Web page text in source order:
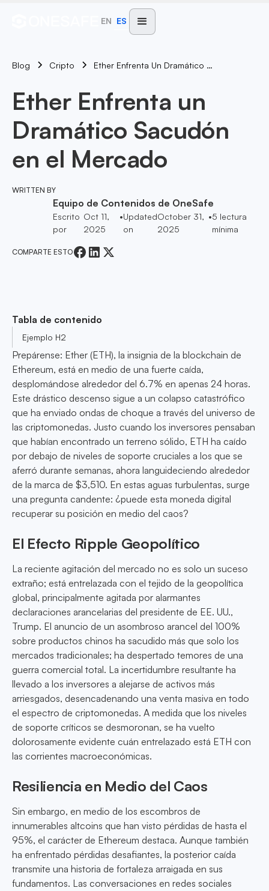
EN ES
Blog Cripto Ether Enfrenta Un Dramático Sacudón En El Mercado
Ether Enfrenta un
Dramático Sacudón
en el Mercado
WRITTEN BY
Equipo de Contenidos de OneSafe
Escrito
por
Oct 11,
2025
•Updated
on
October 31,
2025
•5 lectura
mínima
COMPARTE ESTO
Tabla de contenido
Ejemplo H2
Prepárense: Ether (ETH), la insignia de la blockchain de
Ethereum, está en medio de una fuerte caída,
desplomándose alrededor del 6.7% en apenas 24 horas.
Este drástico descenso sigue a un colapso catastrófico
que ha enviado ondas de choque a través del universo de
las criptomonedas. Justo cuando los inversores pensaban
que habían encontrado un terreno sólido, ETH ha caído
por debajo de niveles de soporte cruciales a los que se
aferró durante semanas, ahora languideciendo alrededor
de la marca de $3,510. En estas aguas turbulentas, surge
una pregunta candente: ¿puede esta moneda digital
recuperar su posición en medio del caos?
El Efecto Ripple Geopolítico
La reciente agitación del mercado no es solo un suceso
extraño; está entrelazada con el tejido de la geopolítica
global, principalmente agitada por alarmantes
declaraciones arancelarias del presidente de EE. UU.,
Trump. El anuncio de un asombroso arancel del 100%
sobre productos chinos ha sacudido más que solo los
mercados tradicionales; ha despertado temores de una
guerra comercial total. La incertidumbre resultante ha
llevado a los inversores a alejarse de activos más
arriesgados, desencadenando una venta masiva en todo
el espectro de criptomonedas. A medida que los niveles
de soporte críticos se desmoronan, se ha vuelto
dolorosamente evidente cuán entrelazado está ETH con
las corrientes macroeconómicas.
Resiliencia en Medio del Caos
Sin embargo, en medio de los escombros de
innumerables altcoins que han visto pérdidas de hasta el
95%, el carácter de Ethereum destaca. Aunque también
ha enfrentado pérdidas desafiantes, la posterior caída
transmite una historia de fortaleza arraigada en sus
fundamentos. Las conversaciones en redes sociales